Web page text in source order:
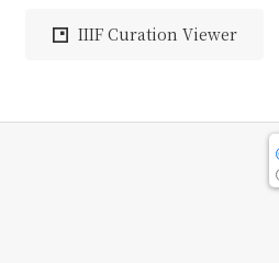
IIIF Curation Viewer